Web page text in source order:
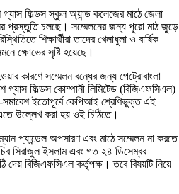
গ্যাস ফিল্ডস স্কুল অ্যান্ড কলেজের মাঠে জেলা
প্রস্তুতি চলছে। সম্মেলনের জন্য পুরো মাঠ জুড়ে
শিক্ষার্থীরা তাদের খেলাধুলা ও বার্ষিক
ক্ষোভের সৃষ্টি হয়েছে।
কারণে সম্মেলন বন্ধের জন্য পেট্রোবাংলা
গ্যাস ফিল্ডস কোম্পানী লিমিটেড (বিজিএফসিএল)
ইতোপূর্বে কেপিআই শ্রেণিভুক্ত এই
উল্লেখ করা হয় ওই চিঠিতে।
প্যান্ডেল অপসারণ এবং মাঠে সম্মেলন না করতে
সিরাজুল ইসলাম এবং গত ২৪ ডিসেম্বর
দেয় বিজিএফসিএল কর্তৃপক্ষ। তবে বিষয়টি নিয়ে